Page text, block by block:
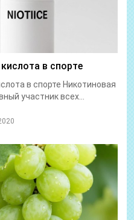
в спорте
в спорте Никотиновая
участник всех...